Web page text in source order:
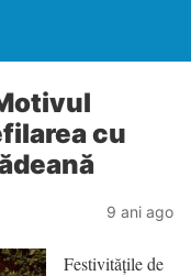
cu
9 ani ago
Festivităţile de